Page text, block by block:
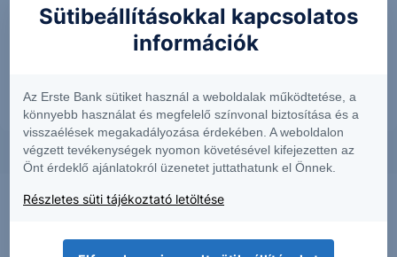
kapcsolatban.
További információk kérése
Sütibeállításokkal kapcsolatos
információk
Az Erste Bank sütiket használ a weboldalak működtetése, a
könnyebb használat és megfelelő színvonal biztosítása és a
visszaélések megakadályozása érdekében. A weboldalon
végzett tevékenységek nyomon követésével kifejezetten az
Önt érdeklő ajánlatokról üzenetet juttathatunk el Önnek.
Részletes süti tájékoztató letöltése